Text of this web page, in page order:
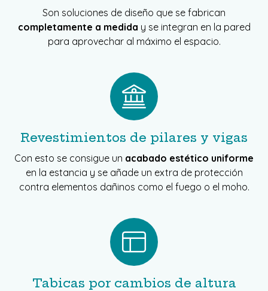
Son soluciones de diseño que se fabrican
completamente a medida y se integran en la pared
para aprovechar al máximo el espacio.
Revestimientos de pilares y vigas
Con esto se consigue un acabado estético uniforme
en la estancia y se añade un extra de protección
contra elementos dañinos como el fuego o el moho.
Tabicas por cambios de altura